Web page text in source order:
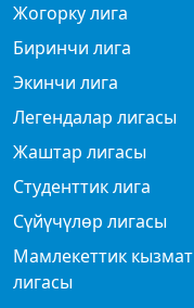
Жогорку лига
Биринчи лига
Экинчи лига
Легендалар лигасы
Жаштар лигасы
Студенттик лига
Сүйүчүлөр лигасы
Мамлекеттик кызмат
лигасы